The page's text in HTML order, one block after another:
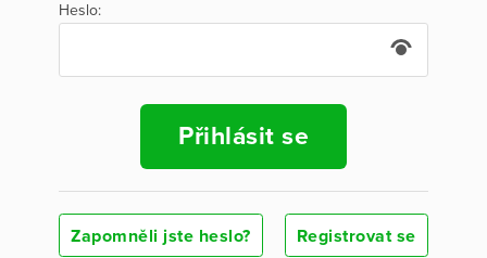
Heslo:
Přihlásit se
Zapomněli jste heslo? Registrovat se